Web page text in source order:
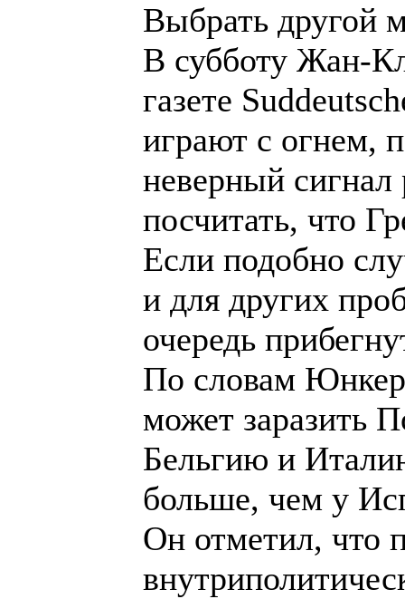
Выбрать другой
В субботу Жан-
газете
играют с огнем,
неверный сигнал
посчитать, что
Если подобно
и для других
очередь
По словам
может заразить
Бельгию и
больше, чем у
Он отметил, что